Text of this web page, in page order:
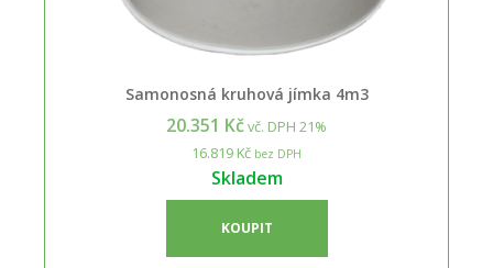
Samonosná kruhová jímka 4m3
20.351 Kčvč. DPH 21%
16.819 Kč bez DPH
Skladem
KOUPIT